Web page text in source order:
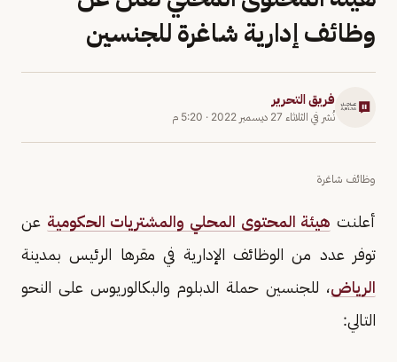
وظائف إدارية شاغرة للجنسين
فريق التحرير
نُشر في الثلاثاء 27 ديسمبر 2022 · 5:20 م
وظائف شاغرة
أعلنت هيئة المحتوى المحلي والمشتريات الحكومية عن
توفر عدد من الوظائف الإدارية في مقرها الرئيس بمدينة
الرياض، للجنسين حملة الدبلوم والبكالوريوس على النحو
التالي: